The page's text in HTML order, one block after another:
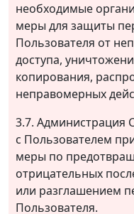
необходимые
меры для защиты
Пользователя от
доступа,
копирования,
неправомерных
3.7. Администрация
с Пользователем
меры по
отрицательных
или разглашением
Пользователя.